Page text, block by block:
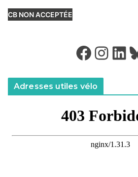
CB NON ACCEPTÉE
Facebook Instagram LinkedIn Bluesky
Adresses utiles vélo